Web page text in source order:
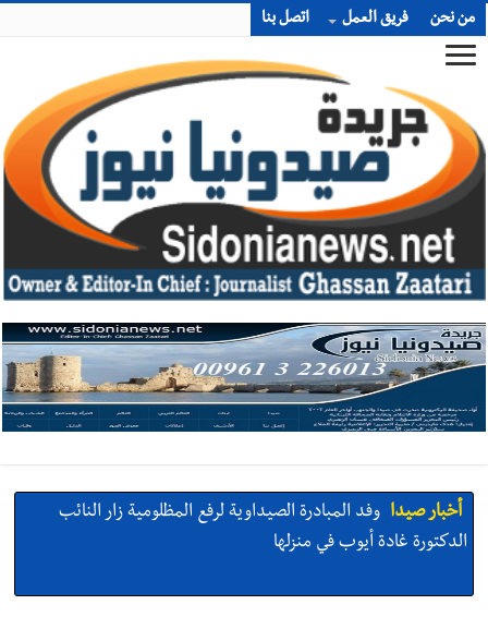
من نحن فريق العمل اتصل بنا
أخبار صيدا وفد المبادرة الصيداوية لرفع المظلومية زار النائب
الدكتورة غادة أيوب في منزلها